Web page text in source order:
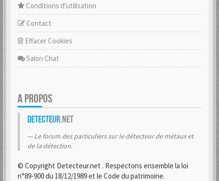
Conditions d'utilisation
Contact
Effacer Cookies
Salon Chat
A PROPOS
Detecteur.net
Le forum des particuliers sur le détecteur de métaux et
de la détection.
© Copyright Detecteur.net . Respectons ensemble la loi
n°89-900 du 18/12/1989 et le Code du patrimoine.